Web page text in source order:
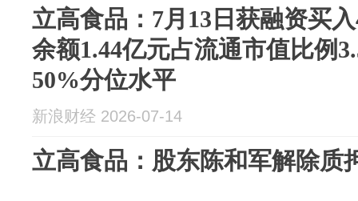
立高食品：7月13日获融资买
余额1.44亿元占流通市值比例
50%分位水平
新浪财经 2026-07-14
立高食品：股东陈和军解除质